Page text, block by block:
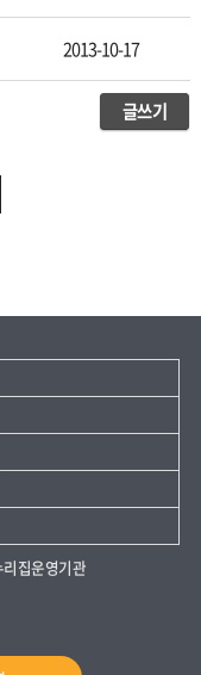
2013-10-17
글쓰기
집운영기관